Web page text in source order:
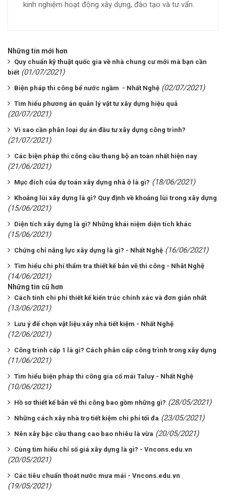
kinh nghiệm hoạt động xây dựng, đào tạo và tư vấn.
Những tin mới hơn
Quy chuẩn kỹ thuật quốc gia về nhà chung cư mới mà bạn cần
biết (01/07/2021)
Biện pháp thi công bể nước ngầm - Nhất Nghệ (02/07/2021)
Tìm hiểu phương án quản lý vật tư xây dựng hiệu quả
(20/07/2021)
Vì sao cần phân loại dự án đầu tư xây dựng công trình?
(21/07/2021)
Các biện pháp thi công cầu thang bộ an toàn nhất hiện nay
(21/06/2021)
Mục đích của dự toán xây dựng nhà ở là gì? (18/06/2021)
Khoảng lùi xây dựng là gì? Quy định về khoảng lùi trong xây dựng
(15/06/2021)
Diện tích xây dựng là gì? Những khái niệm diện tích khác
(15/06/2021)
Chứng chỉ năng lực xây dựng là gì? - Nhất Nghệ (16/06/2021)
Tìm hiểu chi phí thẩm tra thiết kế bản vẽ thi công - Nhât Nghệ
(14/06/2021)
Những tin cũ hơn
Cách tính chi phí thiết kế kiến trúc chính xác và đơn giản nhất
(13/06/2021)
Lưu ý để chọn vật liệu xây nhà tiết kiệm - Nhất Nghệ
(12/06/2021)
Công trình cấp 1 là gì? Cách phân cấp công trình trong xây dựng
(11/06/2021)
Tìm hiểu biện pháp thi công gia cố mái Taluy - Nhất Nghệ
(10/06/2021)
Hồ sơ thiết kế bản vẽ thi công bao gồm những gì? (28/05/2021)
Những cách xây nhà trọ tiết kiệm chi phí tối đa (23/05/2021)
Nên xây bậc cầu thang cao bao nhiêu là vừa (20/05/2021)
Cùng tìm hiểu chỉ số giá xây dựng là gì? - Vncons.edu.vn
(20/05/2021)
Các tiêu chuẩn thoát nước mưa mái - Vncons.edu.vn
(19/05/2021)